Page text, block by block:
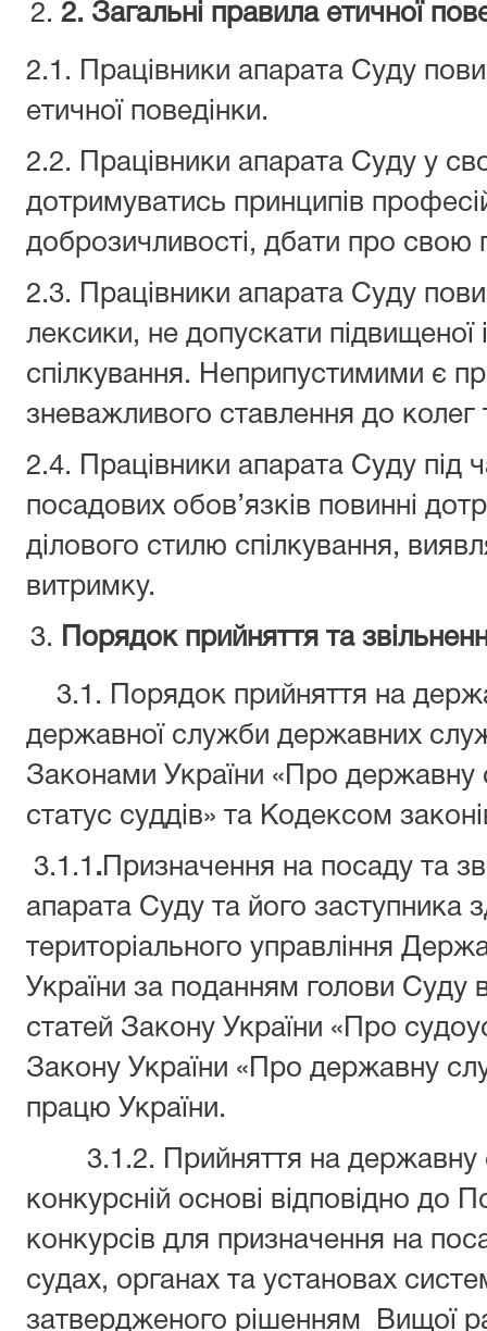
2. Загальні правила етичної
2.1. Працівники апарата Суду
етичної поведінки.
2.2. Працівники апарата Суду у
дотримуватись принципів
доброзичливості, дбати про свою
2.3. Працівники апарата Суду
лексики, не допускати підвищеної
спілкування. Неприпустимими є
зневажливого ставлення до колег
2.4. Працівники апарата Суду під
посадових обов’язків повинні
ділового стилю спілкування,
витримку.
Порядок прийняття та
3.1. Порядок прийняття на
державної служби державних
Законами України «Про державну
статус суддів» та Кодексом
3.1.1 . Призначення на посаду та
апарата Суду та його заступника
територіального управління
України за поданням голови Суду
статей Закону України «Про
Закону України «Про державну
працю України.
3.1.2. Прийняття на державну
конкурсній основі відповідно до
конкурсів для призначення на
судах, органах та установах
затвердженого рішенням Вищої